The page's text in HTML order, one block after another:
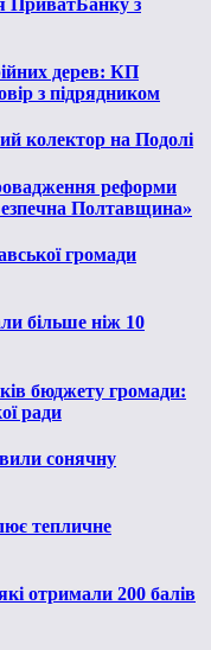
ПриватБанку з
дерев: КП
з підрядником
колектор на Подолі
реформи
Полтавщина»
громади
більше ніж 10
бюджету громади:
ради
сонячну
тепличне
отримали 200 балів